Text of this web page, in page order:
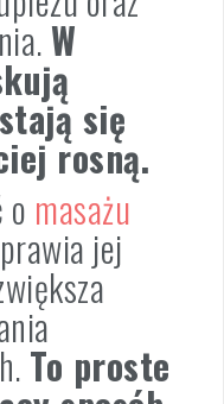
W
się
rosną.
masażu
jej
To proste